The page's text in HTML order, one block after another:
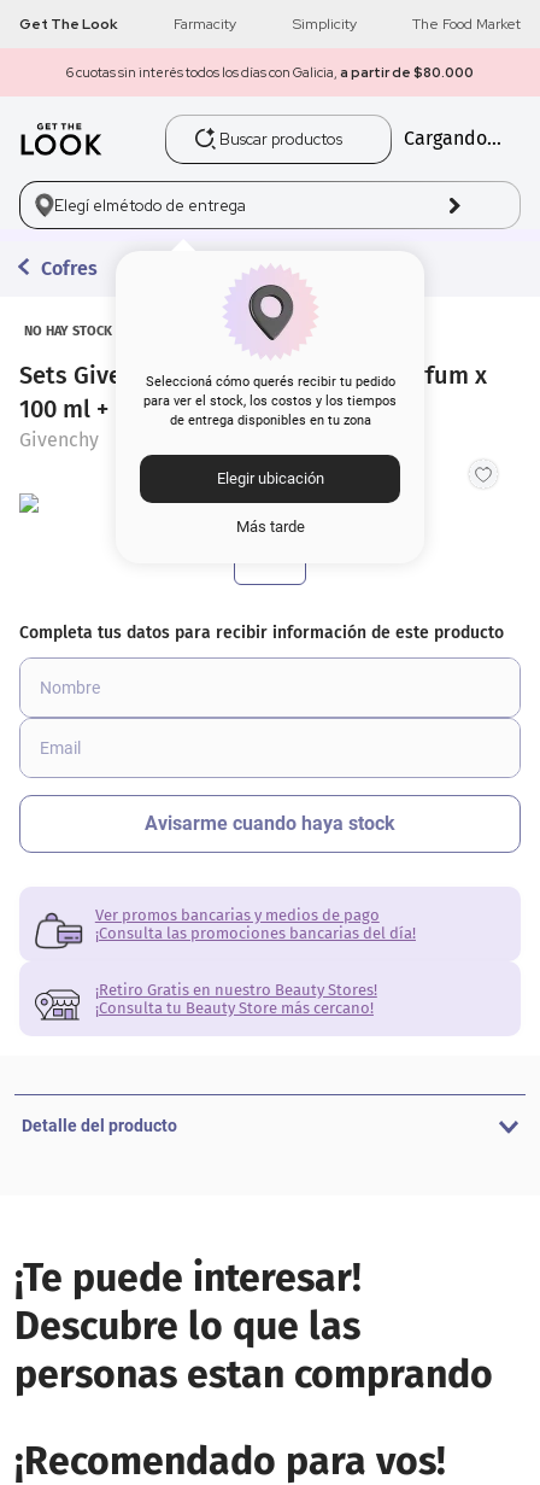
Get The Look Farmacity Simplicity The Food Market
6 cuotas sin interés todos los días con Galicia, a partir de $80.000
Buscar productos
Cargando...
Elegí elmétodo de entrega
Seleccioná cómo querés recibir tu pedido
para ver el stock, los costos y los tiempos
de entrega disponibles en tu zona
Elegir ubicación
Más tarde
Cofres
NO HAY STOCK
Sets Givenchy Gentleman Eau de Parfum x
100 ml + Eau de Parfum Mini x 15 ml
Givenchy
Ver promos bancarias y medios de pago
¡Consulta las promociones bancarias del día!
¡Retiro Gratis en nuestro Beauty Stores!
¡Consulta tu Beauty Store más cercano!
Detalle del producto
¡Te puede interesar!
Descubre lo que las
personas estan comprando
¡Recomendado para vos!
1 get the look
2 máscara pestañas
3.
5. corrector
rubor
10. nyx